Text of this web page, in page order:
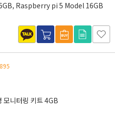
Raspberry pi 5 Model 16GB
모니터링 키트 4GB